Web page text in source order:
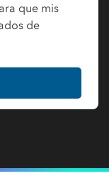
que mis
de